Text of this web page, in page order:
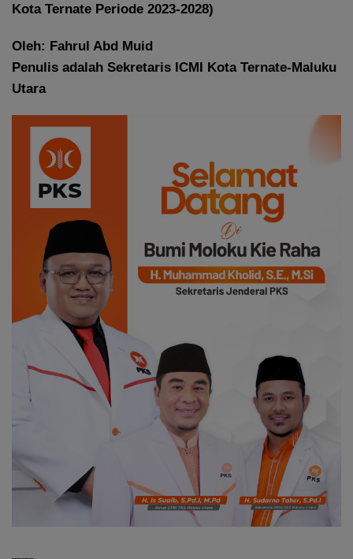
Kota Ternate Periode 2023-2028)
Oleh: Fahrul Abd Muid
Penulis adalah Sekretaris ICMI Kota Ternate-Maluku
Utara